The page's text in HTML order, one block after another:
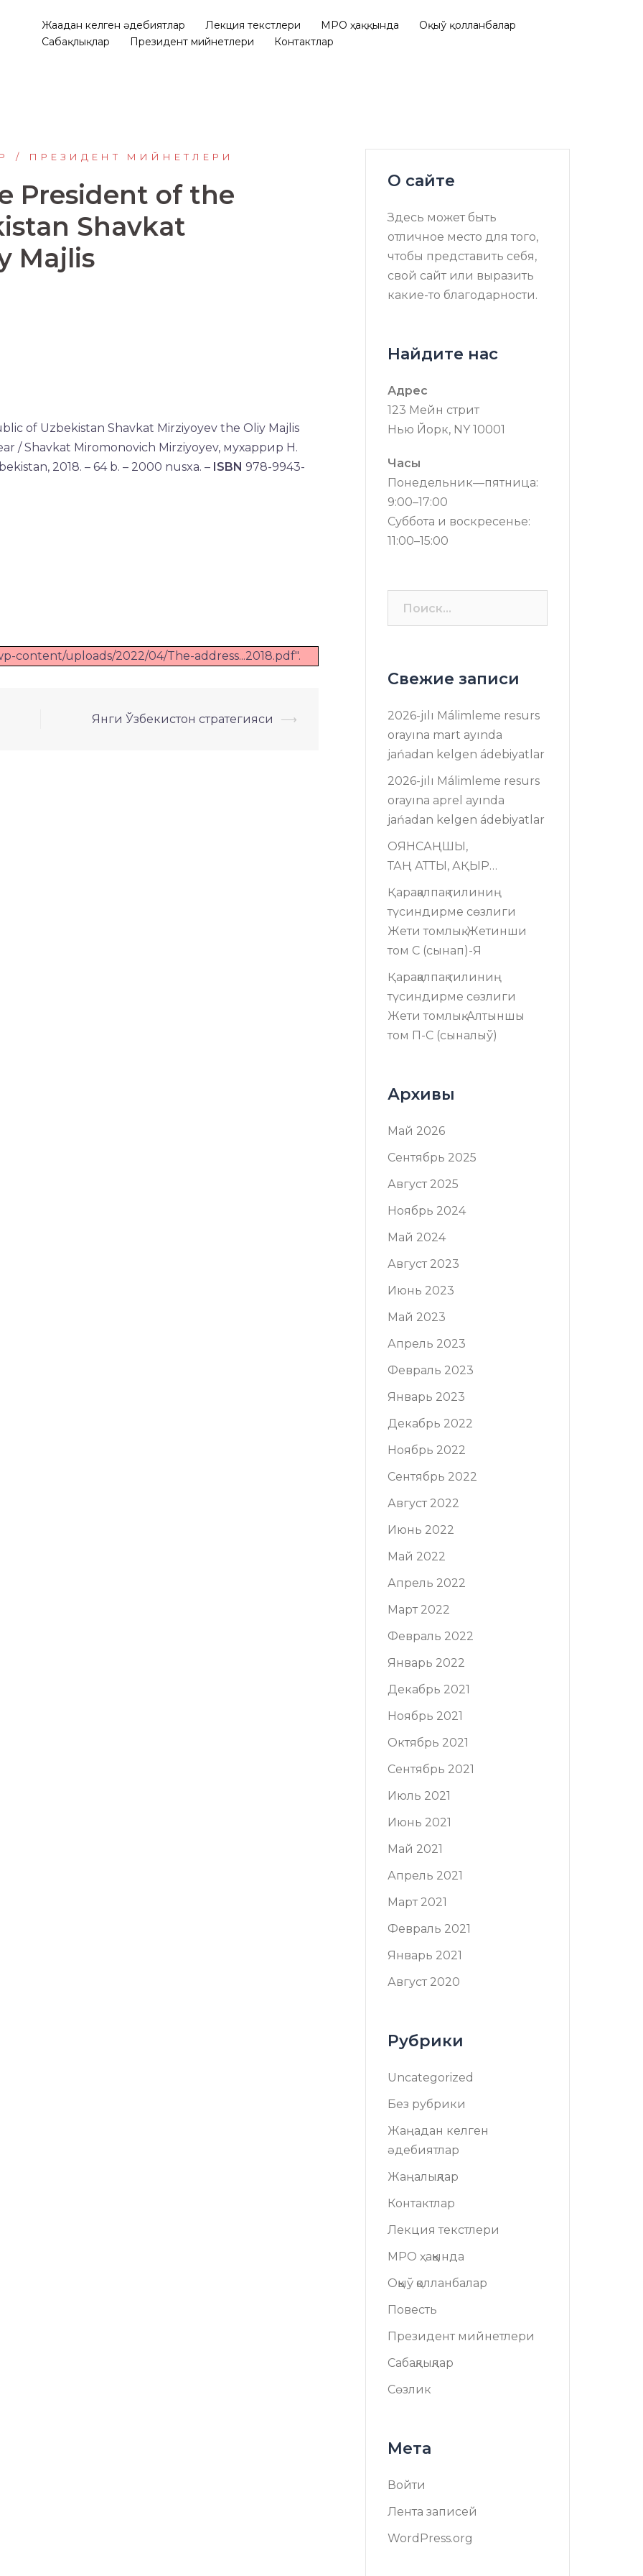
Жаңадан келген әдебиятлар Лекция текстлери МРО ҳаққында
Оқыў қолланбалар
Сабақлықлар
Президент мийнетлери Контактлар
ПРЕЗИДЕНТ МИЙНЕТЛЕРИ
President of the
Shavkat
Majlis
of Uzbekistan Shavkat Mirziyoyev the Oliy Majlis
/ Shavkat Miromonovich Mirziyoyev, мухаррир H.
2018. – 64 b. – 2000 nusxa. – ISBN 978-9943-
content/uploads/2022/04/The-address...2018.pdf".
Янги Ўзбекистон стратегияси ⟶
О сайте
Здесь может быть
отличное место для того,
чтобы представить себя,
свой сайт или выразить
какие-то благодарности.
Найдите нас
Адрес
123 Мейн стрит
Нью Йорк, NY 10001
Часы
Понедельник—пятница:
9:00–17:00
Суббота и воскресенье:
11:00–15:00
Свежие записи
2026-jılı Málimleme resurs
оrayına mart ayında
jańadan kelgen ádebiyatlar
2026-jılı Málimleme resurs
оrayına aprel ayında
jańadan kelgen ádebiyatlar
ОЯНСАҢШЫ,
ТАҢ АТТЫ, АҚЫР…
Қарақалпақ тилиниң
түсиндирме сөзлиги
Жети томлық. Жетинши
том C (сынап)-Я
Қарақалпақ тилиниң
түсиндирме сөзлиги
Жети томлық. Алтыншы
том П-C (сыналыў)
Архивы
Май 2026
Сентябрь 2025
Август 2025
Ноябрь 2024
Май 2024
Август 2023
Июнь 2023
Май 2023
Апрель 2023
Февраль 2023
Январь 2023
Декабрь 2022
Ноябрь 2022
Сентябрь 2022
Август 2022
Июнь 2022
Май 2022
Апрель 2022
Март 2022
Февраль 2022
Январь 2022
Декабрь 2021
Ноябрь 2021
Октябрь 2021
Сентябрь 2021
Июль 2021
Июнь 2021
Май 2021
Апрель 2021
Март 2021
Февраль 2021
Январь 2021
Август 2020
Рубрики
Uncategorized
Без рубрики
Жаңадан келген
әдебиятлар
Жаңалықлар
Контактлар
Лекция текстлери
МРО ҳаққында
Оқыў қолланбалар
Повесть
Президент мийнетлери
Сабақлықлар
Сөзлик
Мета
Войти
Лента записей
WordPress.org